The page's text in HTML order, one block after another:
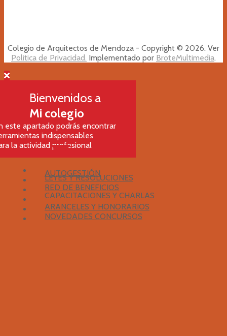
Colegio de Arquitectos de Mendoza - Copyright © 2026. Ver
Politica de Privacidad. Implementado por BroteMultimedia.
Bienvenidos a
Mi colegio
este apartado podrás encontrar
indispensables
la actividad profesional
AUTOGESTIÓN
LEYES Y RESOLUCIONES
RED DE BENEFICIOS
CAPACITACIONES Y CHARLAS
ARANCELES Y HONORARIOS
NOVEDADES CONCURSOS